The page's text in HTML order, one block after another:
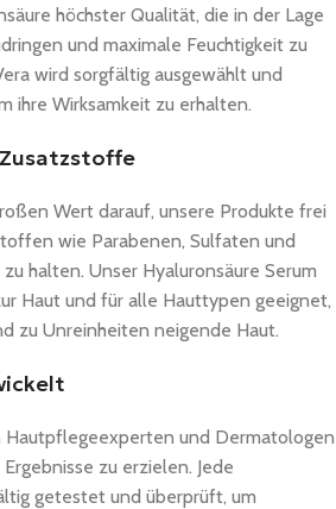
höchster Qualität, die in der Lage
und maximale Feuchtigkeit zu
wird sorgfältig ausgewählt und
ihre Wirksamkeit zu erhalten.
Wert darauf, unsere Produkte frei
wie Parabenen, Sulfaten und
halten. Unser Hyaluronsäure Serum
Haut und für alle Hauttypen geeignet,
zu Unreinheiten neigende Haut.
Hautpflegeexperten und Dermatologen
zu erzielen. Jede
getestet und überprüft, um